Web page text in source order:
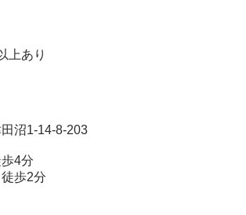
上あり
沼1-14-8-203
4分
歩2分